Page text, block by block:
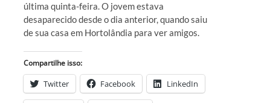
última quinta-feira. O jovem estava
desaparecido desde o dia anterior, quando saiu
de sua casa em Hortolândia para ver amigos.
Compartilhe isso:
Twitter Facebook LinkedIn